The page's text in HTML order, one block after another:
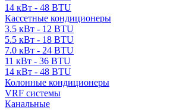
14 кВт - 48 BTU
Кассетные кондиционеры
3.5 кВт - 12 BTU
5.5 кВт - 18 BTU
7.0 кВт - 24 BTU
11 кВт - 36 BTU
14 кВт - 48 BTU
Колонные кондиционеры
VRF системы
Канальные